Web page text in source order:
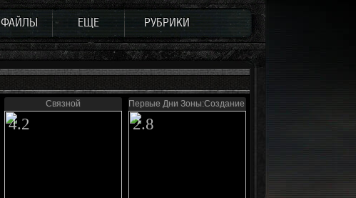
ФАЙЛЫ ЕЩЕ РУБРИКИ
Связной
4.2
Первые Дни Зоны:Создание в тумане
2.8